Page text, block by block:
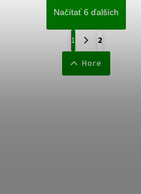
Načítať 6 ďalších
1
2
Hore